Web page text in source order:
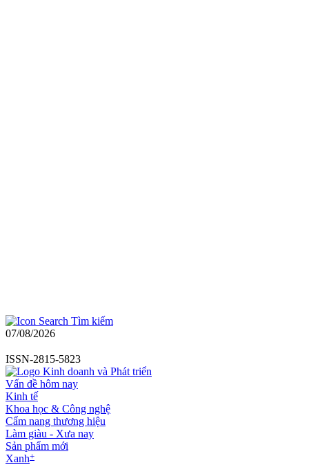
Tìm kiếm
07/08/2026
ISSN-2815-5823
Vấn đề hôm nay
Kinh tế
Khoa học & Công nghệ
Cẩm nang thương hiệu
Làm giàu - Xưa nay
Sản phẩm mới
Xanh+